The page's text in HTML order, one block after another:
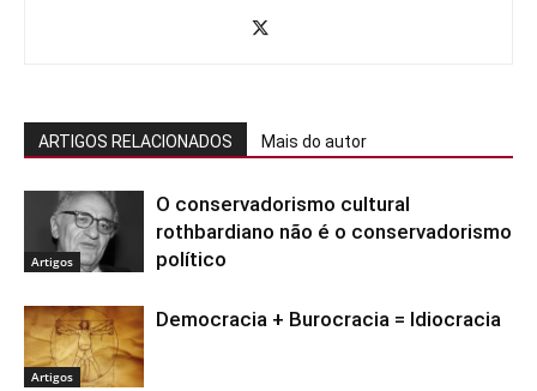
ARTIGOS RELACIONADOS Mais do autor
Artigos
O conservadorismo cultural
rothbardiano não é o conservadorismo
político
Artigos
Democracia + Burocracia = Idiocracia